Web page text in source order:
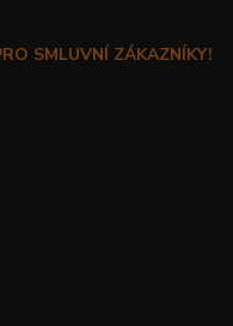
SMLUVNÍ ZÁKAZNÍKY!